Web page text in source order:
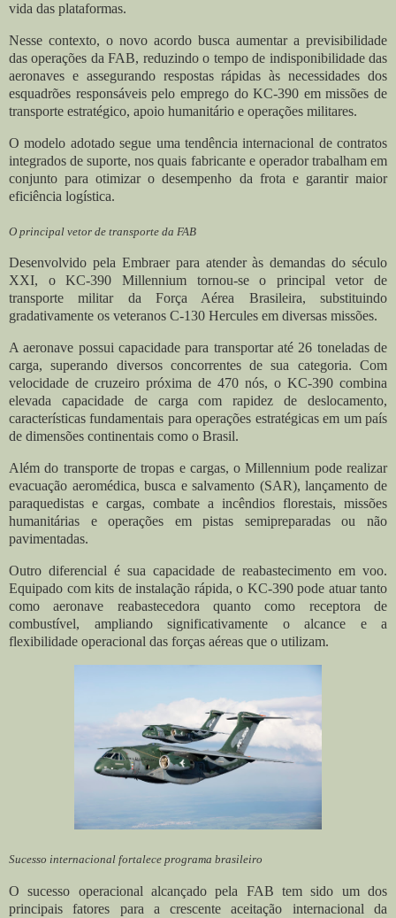
vida das plataformas.
Nesse contexto, o novo acordo busca aumentar a previsibilidade
das operações da FAB, reduzindo o tempo de indisponibilidade das
aeronaves e assegurando respostas rápidas às necessidades dos
esquadrões responsáveis pelo emprego do KC-390 em missões de
transporte estratégico, apoio humanitário e operações militares.
O modelo adotado segue uma tendência internacional de contratos
integrados de suporte, nos quais fabricante e operador trabalham em
conjunto para otimizar o desempenho da frota e garantir maior
eficiência logística.
O principal vetor de transporte da FAB
Desenvolvido pela Embraer para atender às demandas do século
XXI, o KC-390 Millennium tornou-se o principal vetor de
transporte militar da Força Aérea Brasileira, substituindo
gradativamente os veteranos C-130 Hercules em diversas missões.
A aeronave possui capacidade para transportar até 26 toneladas de
carga, superando diversos concorrentes de sua categoria. Com
velocidade de cruzeiro próxima de 470 nós, o KC-390 combina
elevada capacidade de carga com rapidez de deslocamento,
características fundamentais para operações estratégicas em um país
de dimensões continentais como o Brasil.
Além do transporte de tropas e cargas, o Millennium pode realizar
evacuação aeromédica, busca e salvamento (SAR), lançamento de
paraquedistas e cargas, combate a incêndios florestais, missões
humanitárias e operações em pistas semipreparadas ou não
pavimentadas.
Outro diferencial é sua capacidade de reabastecimento em voo.
Equipado com kits de instalação rápida, o KC-390 pode atuar tanto
como aeronave reabastecedora quanto como receptora de
combustível, ampliando significativamente o alcance e a
flexibilidade operacional das forças aéreas que o utilizam.
Sucesso internacional fortalece programa brasileiro
O sucesso operacional alcançado pela FAB tem sido um dos
principais fatores para a crescente aceitação internacional da